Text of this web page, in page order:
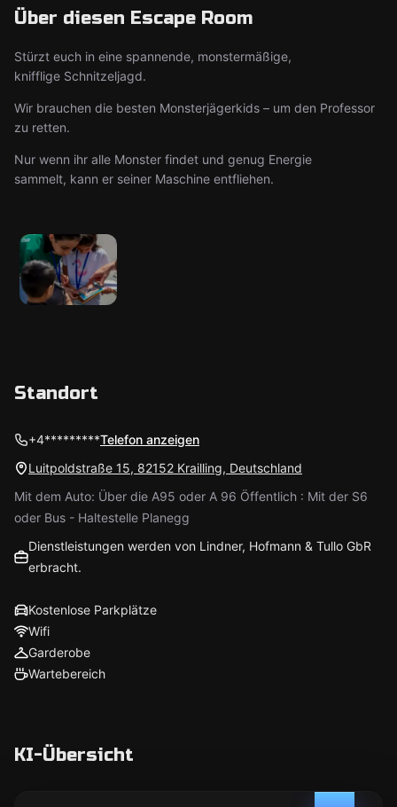
Über diesen Escape Room
Stürzt euch in eine spannende, monstermäßige,
knifflige Schnitzeljagd.
Wir brauchen die besten Monsterjägerkids – um den Professor
zu retten.
Nur wenn ihr alle Monster findet und genug Energie
sammelt, kann er seiner Maschine entfliehen.
Standort
+4*********Telefon anzeigen
Luitpoldstraße 15, 82152 Krailling, Deutschland
Mit dem Auto: Über die A95 oder A 96 Öffentlich : Mit der S6
oder Bus - Haltestelle Planegg
Dienstleistungen werden von Lindner, Hofmann & Tullo GbR
erbracht.
Kostenlose Parkplätze
Wifi
Garderobe
Wartebereich
KI-Übersicht